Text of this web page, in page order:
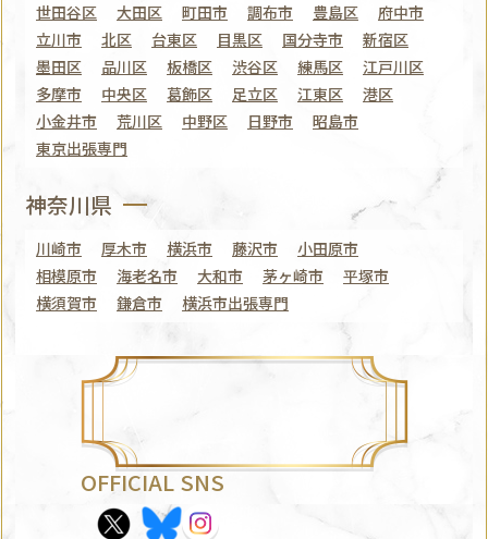
世田谷区
大田区 町田市 調布市 豊島区
府中市
立川市
北区 台東区 目黒区 国分寺市
新宿区
墨田区
品川区 板橋区 渋谷区 練馬区
江戸川区
多摩市
中央区 葛飾区 足立区 江東区
港区
小金井市
荒川区 中野区 日野市
昭島市
東京出張専門
神奈川県
川崎市 厚木市 横浜市 藤沢市
小田原市
相模原市
海老名市 大和市 茅ヶ崎市
平塚市
横須賀市
鎌倉市 横浜市出張専門
OFFICIAL SNS